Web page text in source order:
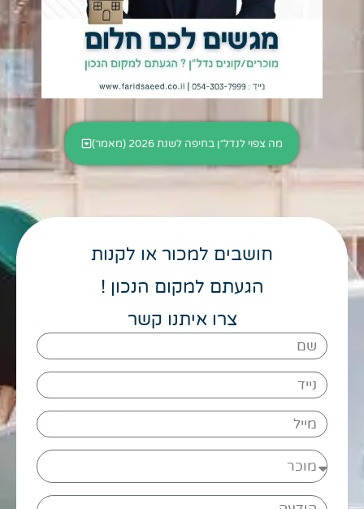
מה צפוי לנדל״ן בחיפה לשנת 2026 (מאמר)
חושבים למכור או לקנות
הגעתם למקום הנכון !
צרו איתנו קשר